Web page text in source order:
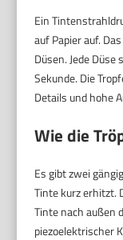
Ein
auf Papier auf.
Düsen. Jede
Sekunde. Die
Details und hohe
Wie die
Es gibt zwei
Tinte kurz erhitzt.
Tinte nach außen
piezoelektrischer